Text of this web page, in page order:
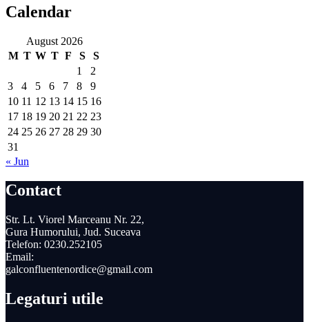
Calendar
August 2026
M T W T F S
S
1
2
3
4 5 6 7 8
9
10 11 12 13 14 15 16
17 18 19 20 21 22 23
24 25 26 27 28 29 30
31
« Jun
Contact
Str. Lt. Viorel Marceanu Nr. 22,
Gura Humorului, Jud. Suceava
Telefon: 0230.252105
Email:
galconfluentenordice@gmail.com
Legaturi utile